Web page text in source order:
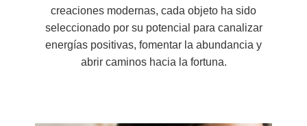
creaciones modernas, cada objeto ha sido
seleccionado por su potencial para canalizar
energías positivas, fomentar la abundancia y
abrir caminos hacia la fortuna.